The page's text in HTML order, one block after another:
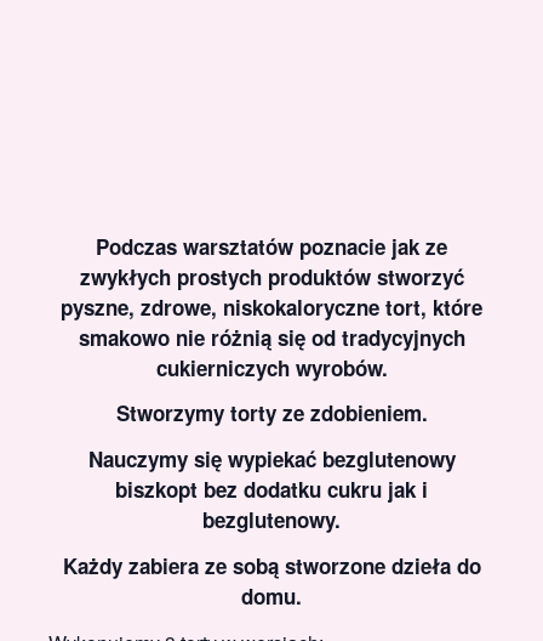
Podczas warsztatów poznacie jak ze
zwykłych prostych produktów stworzyć
pyszne, zdrowe, niskokaloryczne tort, które
smakowo nie różnią się od tradycyjnych
cukierniczych wyrobów.
Stworzymy torty ze zdobieniem.
Nauczymy się wypiekać bezglutenowy
biszkopt bez dodatku cukru jak i
bezglutenowy.
Każdy zabiera ze sobą stworzone dzieła do
domu.